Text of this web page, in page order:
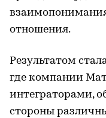
отношения.
Результатом
где компании
интеграторами,
стороны